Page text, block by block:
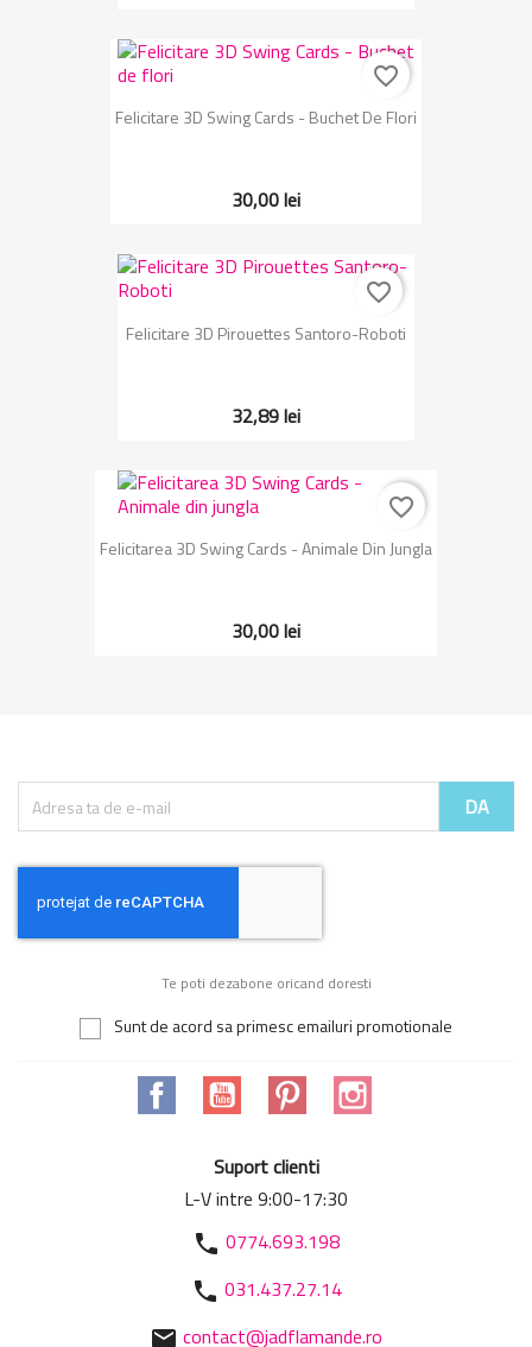
Felicitare 3D Swing Cards - Buchet De Flori
30,00 lei
favorite_border
Felicitare 3D Pirouettes Santoro-Roboti
32,89 lei
favorite_border
Felicitarea 3D Swing Cards - Animale Din Jungla
30,00 lei
favorite_border
Te poti dezabone oricand doresti
Sunt de acord sa primesc emailuri promotionale
Facebook YouTube Pinterest
Suport clienti
L-V intre 9:00-17:30
phone 0774.693.198
phone 031.437.27.14
mail contact@jadflamande.ro